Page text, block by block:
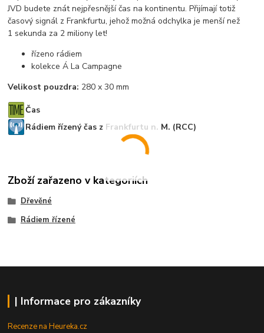
JVD budete znát nejpřesnější čas na kontinentu. Přijímají totiž
časový signál z Frankfurtu, jehož možná odchylka je menší než
1 sekunda za 2 miliony let!
řízeno rádiem
kolekce Á La Campagne
Velikost pouzdra: 280 x 30 mm
Čas
Rádiem řízený čas z Frankfurtu n. M. (RCC)
Zboží zařazeno v kategoriích
Dřevěné
Rádiem řízené
| Informace pro zákazníky
Recenze na Heureka.cz